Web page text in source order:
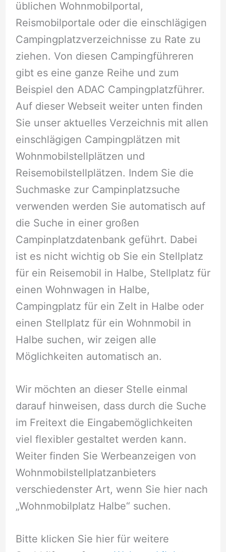
üblichen Wohnmobilportal,
Reismobilportale oder die einschlägigen
Campingplatzverzeichnisse zu Rate zu
ziehen. Von diesen Campingführeren
gibt es eine ganze Reihe und zum
Beispiel den ADAC Campingplatzführer.
Auf dieser Webseit weiter unten finden
Sie unser aktuelles Verzeichnis mit allen
einschlägigen Campingplätzen mit
Wohnmobilstellplätzen und
Reisemobilstellplätzen. Indem Sie die
Suchmaske zur Campinplatzsuche
verwenden werden Sie automatisch auf
die Suche in einer großen
Campinplatzdatenbank geführt. Dabei
ist es nicht wichtig ob Sie ein Stellplatz
für ein Reisemobil in Halbe, Stellplatz für
einen Wohnwagen in Halbe,
Campingplatz für ein Zelt in Halbe oder
einen Stellplatz für ein Wohnmobil in
Halbe suchen, wir zeigen alle
Möglichkeiten automatisch an.
Wir möchten an dieser Stelle einmal
darauf hinweisen, dass durch die Suche
im Freitext die Eingabemöglichkeiten
viel flexibler gestaltet werden kann.
Weiter finden Sie Werbeanzeigen von
Wohnmobilstellplatzanbieters
verschiedenster Art, wenn Sie hier nach
„Wohnmobilplatz Halbe“ suchen.
Bitte klicken Sie hier für weitere